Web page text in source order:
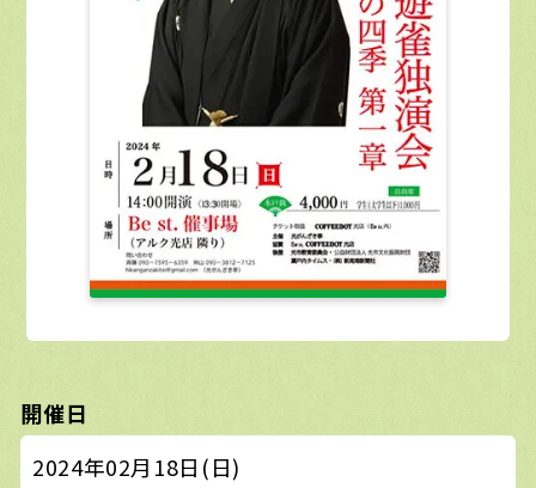
開催日
2024年02月18日(日)